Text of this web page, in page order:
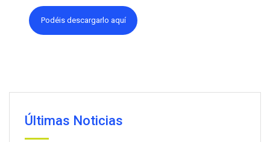
Podéis descargarlo aquí
Últimas Noticias